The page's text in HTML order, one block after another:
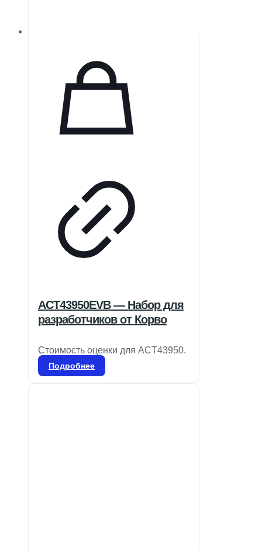
ACT43950EVB — Набор для
разработчиков от Корво
Стоимость оценки для ACT43950.
Подробнее